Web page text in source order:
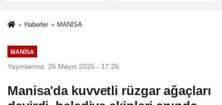
Haberler MANİSA
MANİSA
Yayınlanma: 26 Mayıs 2025 - 17:26
Manisa'da kuvvetli rüzgar ağaçları